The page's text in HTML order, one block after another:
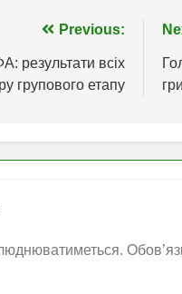
Previous:
результати всіх
групового етапу